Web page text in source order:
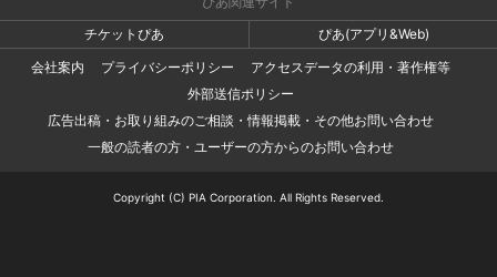
チケットぴあ
ぴあ(アプリ&Web)
会社案内
プライバシーポリシー
アクセスデータの利用・著作権等
外部送信ポリシー
広告出稿・お取り組みのご相談・情報掲載・その他お問い合わせ
一般の読者の方・ユーザーの方からのお問い合わせ
Copyright (C) PIA Corporation. All Rights Reserved.